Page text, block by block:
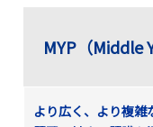
MYP（Middle
より広く、より複雑